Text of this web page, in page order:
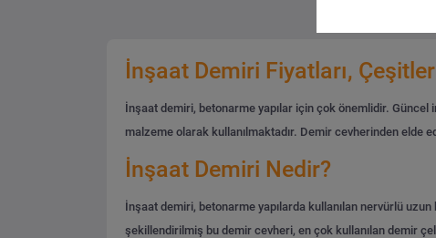
İnşaat Demiri Fiyatları,
İnşaat demiri, betonarme yapılar için çok önemlidir. Güncel
malzeme olarak kullanılmaktadır. Demir cevherinden elde
İnşaat Demiri Nedir?
İnşaat demiri, betonarme yapılarda kullanılan nervürlü
şekillendirilmiş bu demir cevheri, en çok kullanılan demir